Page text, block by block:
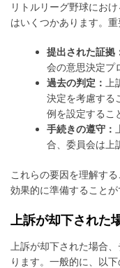
リトルリーグ野球にお
はいくつかあります。
提出された証拠
会の意思決定プ
過去の判定：
決定を考慮する
例を設定するこ
手続きの遵守：
合、委員会は上
これらの要因を理解す
効果的に準備することが
上訴が却下された
上訴が却下された場合
ります。一般的に、以